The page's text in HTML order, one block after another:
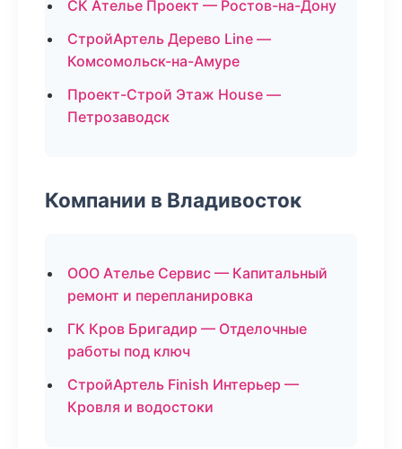
СК Ателье Проект — Ростов-на-Дону
СтройАртель Дерево Line —
Комсомольск-на-Амуре
Проект-Строй Этаж House —
Петрозаводск
Компании в Владивосток
ООО Ателье Сервис — Капитальный
ремонт и перепланировка
ГК Кров Бригадир — Отделочные
работы под ключ
СтройАртель Finish Интерьер —
Кровля и водостоки